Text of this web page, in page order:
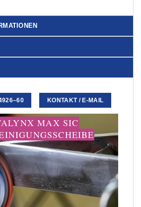
KONTAKT / E-MAIL
MAX SIC